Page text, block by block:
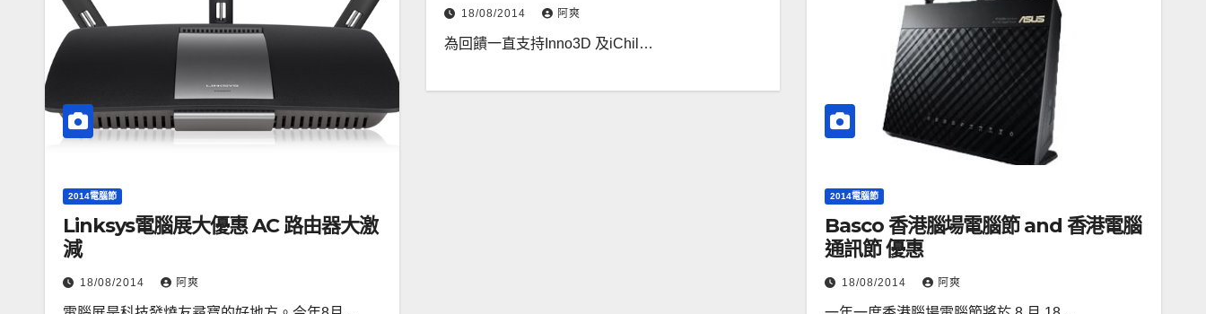
2014電腦節
Linksys電腦展大優惠 AC 路由器大激
減
18/08/2014 阿爽
18/08/2014 阿爽
為回饋一直支持Inno3D 及iChil…
2014電腦節
Basco 香港腦場電腦節 and 香港電腦
通訊節 優惠
18/08/2014 阿爽